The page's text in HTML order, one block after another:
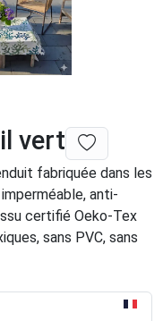
vert
fabriquée dans les
anti-
certifié Oeko-Tex
sans PVC, sans